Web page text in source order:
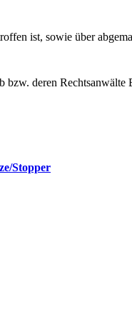
ist, sowie über
deren Rechtsanwälte
Stopper